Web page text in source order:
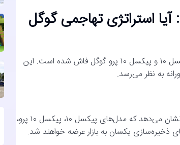
تصمیم جسورانه گوگل برای قیمت‌گذاری پیکسل 10: آیا استراتژی تهاجمی گوگل
با نزدیک شدن به رویداد رونمایی در اواخر ماه اوت، جزئیات بیشتری درباره گوشی‌های پیکسل ۱۰ و پیکسل ۱۰ پرو گوگل فاش شده است. این
به نظر می‌رسد.
این جزئیات از WinFuture توسط رولاند کواندت منتشر شده است. قیمت‌گذاری اروپایی نشان می‌دهد که مدل‌های پیکسل ۱۰، پیکسل ۱۰ پرو،